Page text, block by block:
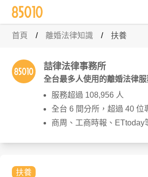
首頁 / 離婚法律知識 / 扶養
喆律法律事務所
全台最多人使用的離婚法律服
服務超過 108,956 人
全台 6 間分所，超過 40 位
商周、工商時報、ETtoday
扶養